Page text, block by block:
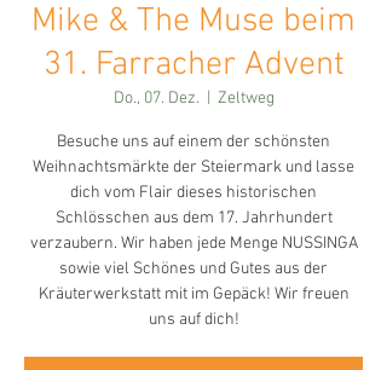
Mike & The Muse beim
31. Farracher Advent
Do., 07. Dez. Zeltweg
Besuche uns auf einem der schönsten
Weihnachtsmärkte der Steiermark und lasse
dich vom Flair dieses historischen
Schlösschen aus dem 17. Jahrhundert
verzaubern. Wir haben jede Menge NUSSINGA
sowie viel Schönes und Gutes aus der
Kräuterwerkstatt mit im Gepäck! Wir freuen
uns auf dich!